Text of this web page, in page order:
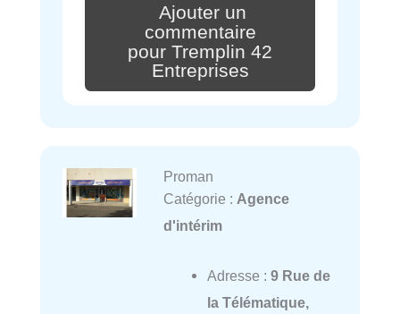
Ajouter un
commentaire
pour Tremplin 42
Entreprises
Proman
Catégorie : Agence
d'intérim
Adresse : 9 Rue de
la Télématique,